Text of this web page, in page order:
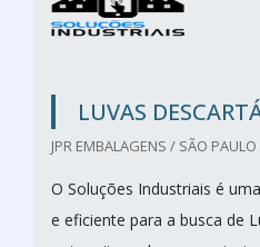
LUVAS
JPR EMBALAGENS / SÃO PAULO
O Soluções Industriais é
e eficiente para a busca de